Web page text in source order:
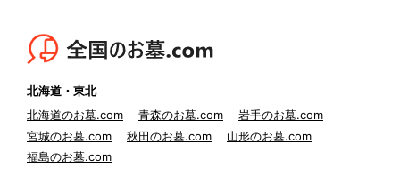
北海道・東北
北海道のお墓.com
青森のお墓.com
岩手のお墓.com
宮城のお墓.com
秋田のお墓.com
山形のお墓.com
福島のお墓.com